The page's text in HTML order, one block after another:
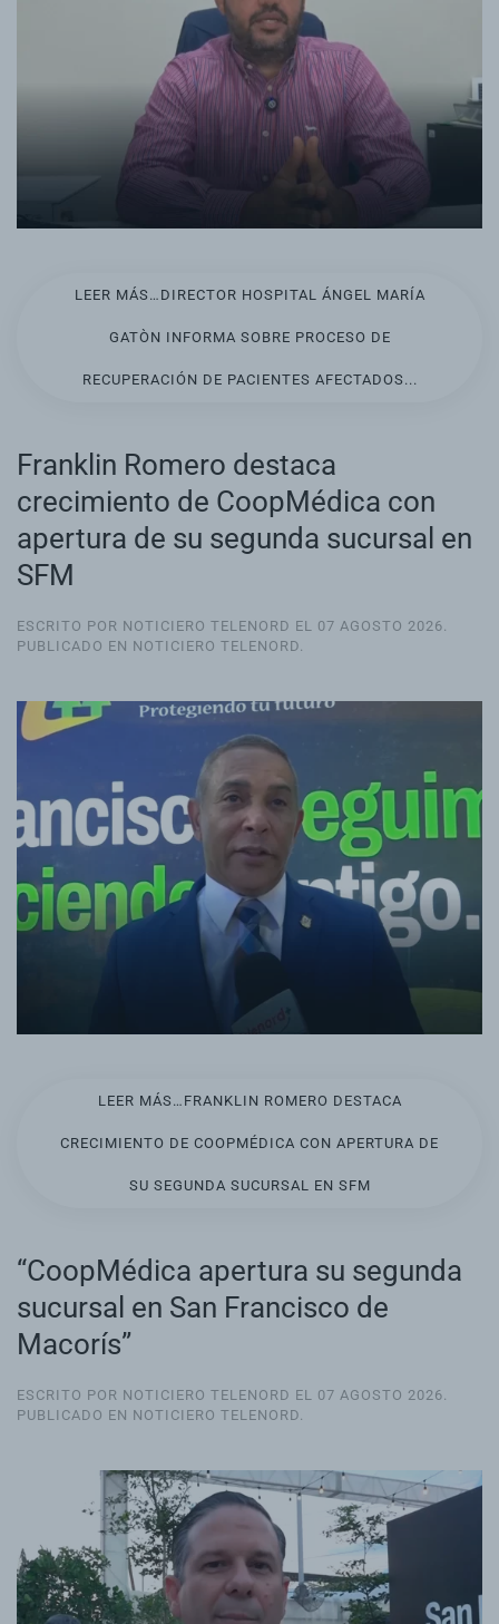
LEER MÁS…DIRECTOR HOSPITAL ÁNGEL MARÍA
GATÒN INFORMA SOBRE PROCESO DE
RECUPERACIÓN DE PACIENTES AFECTADOS...
Franklin Romero destaca
crecimiento de CoopMédica con
apertura de su segunda sucursal en
SFM
ESCRITO POR NOTICIERO TELENORD EL 07 AGOSTO 2026.
PUBLICADO EN NOTICIERO TELENORD.
LEER MÁS…FRANKLIN ROMERO DESTACA
CRECIMIENTO DE COOPMÉDICA CON APERTURA DE
SU SEGUNDA SUCURSAL EN SFM
“CoopMédica apertura su segunda
sucursal en San Francisco de
Macorís”
ESCRITO POR NOTICIERO TELENORD EL 07 AGOSTO 2026
PUBLICADO EN NOTICIERO TELENORD